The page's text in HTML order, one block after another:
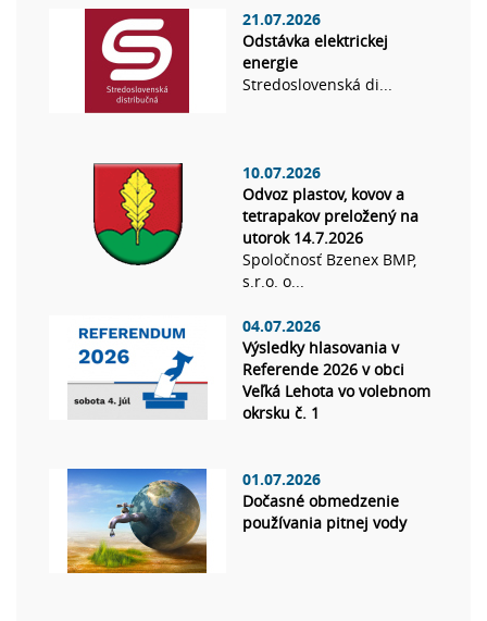
21.07.2026
Odstávka elektrickej
energie
Stredoslovenská di...
10.07.2026
Odvoz plastov, kovov a
tetrapakov preložený na
utorok 14.7.2026
Spoločnosť Bzenex BMP,
s.r.o. o...
04.07.2026
Výsledky hlasovania v
Referende 2026 v obci
Veľká Lehota vo volebnom
okrsku č. 1
01.07.2026
Dočasné obmedzenie
používania pitnej vody